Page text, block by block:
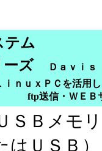
テム
ーズ
Ｄａｖｉ
ｉｎｕｘＰＣを活用
ftp送信・ＷＥＢ
ＳＢメモ
ＵＳＢ）